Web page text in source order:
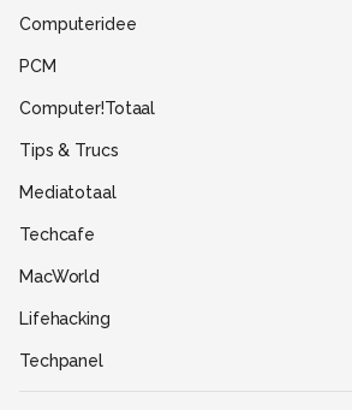
Computeridee
PCM
Computer!Totaal
Tips & Trucs
Mediatotaal
Techcafe
MacWorld
Lifehacking
Techpanel